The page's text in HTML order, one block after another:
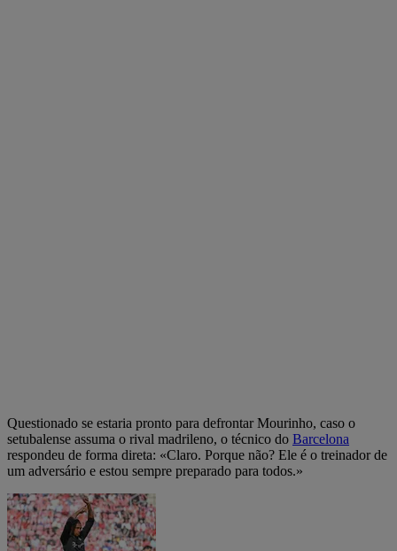
Questionado se estaria pronto para defrontar Mourinho, caso o
setubalense assuma o rival madrileno, o técnico do Barcelona
respondeu de forma direta: «Claro. Porque não? Ele é o treinador de
um adversário e estou sempre preparado para todos.»